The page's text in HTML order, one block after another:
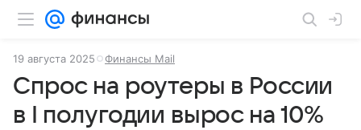
19 августа 2025 Финансы Mail
Спрос на роутеры в России
в I полугодии вырос на 10%